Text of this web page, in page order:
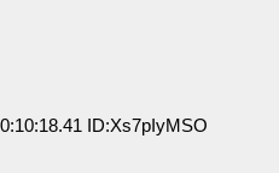
ID:Xs7pIyMSO